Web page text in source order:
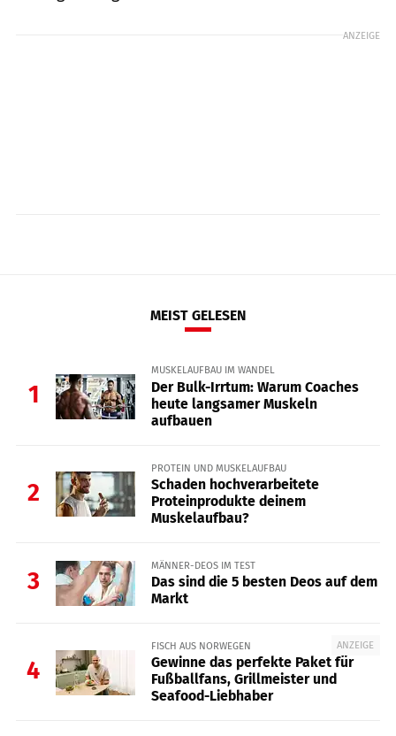
ANZEIGE
MEIST GELESEN
1
MUSKELAUFBAU IM WANDEL
Der Bulk-Irrtum: Warum Coaches
heute langsamer Muskeln
aufbauen
2
PROTEIN UND MUSKELAUFBAU
Schaden hochverarbeitete
Proteinprodukte deinem
Muskelaufbau?
3
MÄNNER-DEOS IM TEST
Das sind die 5 besten Deos auf dem
Markt
4
ANZEIGE
FISCH AUS NORWEGEN
Gewinne das perfekte Paket für
Fußballfans, Grillmeister und
Seafood-Liebhaber